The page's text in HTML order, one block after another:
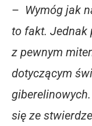
– Wymóg jak
to fakt. Jednak
z pewnym
dotyczącym
się ze